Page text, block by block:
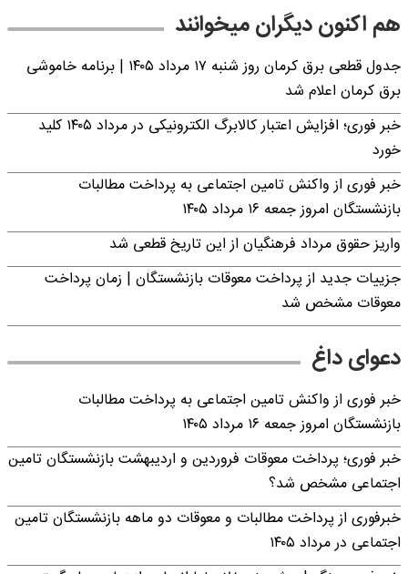
هم اکنون دیگران میخوانند
جدول قطعی برق کرمان روز شنبه ۱۷ مرداد ۱۴۰۵ | برنامه خاموشی
برق کرمان اعلام شد
خبر فوری؛ افزایش اعتبار کالابرگ الکترونیکی در مرداد ۱۴۰۵ کلید
خورد
خبر فوری از واکنش تامین اجتماعی به پرداخت مطالبات
بازنشستگان امروز جمعه ۱۶ مرداد ۱۴۰۵
واریز حقوق مرداد فرهنگیان از این تاریخ قطعی شد
جزییات جدید از پرداخت معوقات بازنشستگان | زمان پرداخت
معوقات مشخص شد
دعوای داغ
خبر فوری از واکنش تامین اجتماعی به پرداخت مطالبات
بازنشستگان امروز جمعه ۱۶ مرداد ۱۴۰۵
خبر فوری؛ پرداخت معوقات فروردین و اردیبهشت بازنشستگان تامین
اجتماعی مشخص شد؟
خبرفوری از پرداخت مطالبات و معوقات دو ماهه بازنشستگان تامین
اجتماعی در مرداد ۱۴۰۵